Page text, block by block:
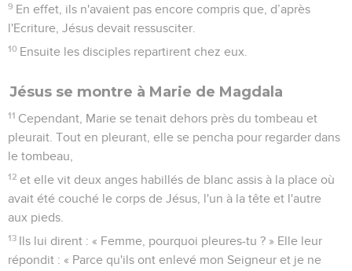
9 En effet, ils n'avaient pas encore compris que, d’après
l'Ecriture, Jésus devait ressusciter.
10 Ensuite les disciples repartirent chez eux.
Jésus se montre à Marie de Magdala
11 Cependant, Marie se tenait dehors près du tombeau et
pleurait. Tout en pleurant, elle se pencha pour regarder dans
le tombeau,
12 et elle vit deux anges habillés de blanc assis à la place où
avait été couché le corps de Jésus, l'un à la tête et l'autre
aux pieds.
13 Ils lui dirent : « Femme, pourquoi pleures-tu ? » Elle leur
répondit : « Parce qu'ils ont enlevé mon Seigneur et je ne